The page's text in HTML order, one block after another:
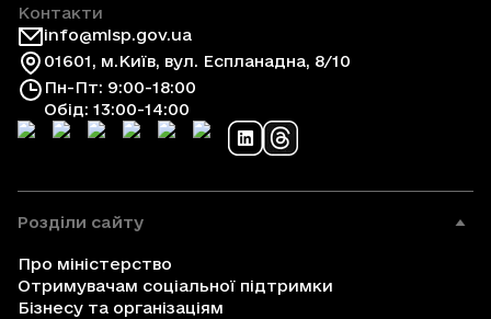
Контакти
info@mlsp.gov.ua
01601, м.Київ, вул. Еспланадна, 8/10
Пн-Пт: 9:00-18:00
Обід: 13:00-14:00
Розділи сайту
Про міністерство
Отримувачам соціальної підтримки
Бізнесу та організаціям